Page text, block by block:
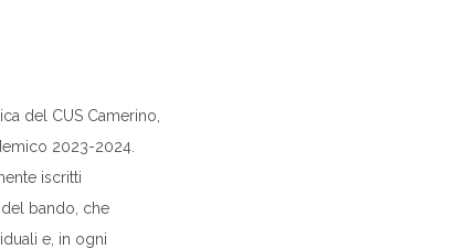
del CUS Camerino,
2023-2024.
iscritti
bando, che
e, in ogni